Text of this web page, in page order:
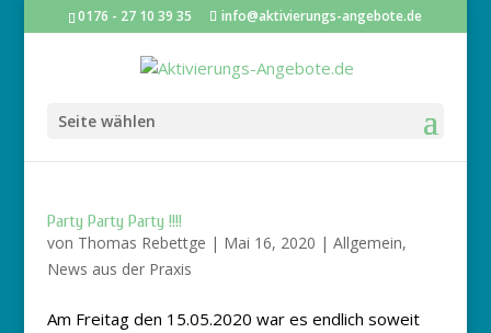
0176 - 27 10 39 35 info@aktivierungs-angebote.de
Seite wählen
Party Party Party !!!!
von Thomas Rebettge | Mai 16, 2020 | Allgemein,
News aus der Praxis
Am Freitag den 15.05.2020 war es endlich soweit